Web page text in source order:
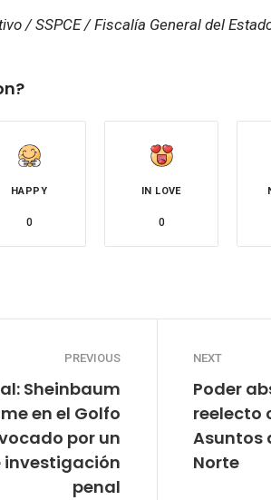
/ SSPCE / Fiscalía General del
HAPPY
0
IN LOVE
0
PREVIOUS
Sheinbaum
en el Golfo
por un
investigación
penal
NEXT
Poder
reelecto
Asuntos
Norte